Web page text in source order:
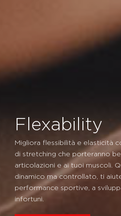
Flexability
Migliora flessibilità e elasticità
di stretching che porteranno
articolazioni e ai tuoi muscoli.
dinamico ma controllato, ti
performance sportive, a
infortuni.